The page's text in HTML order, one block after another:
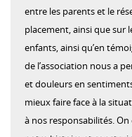
entre les parents et le
placement, ainsi que sur
enfants, ainsi qu’en
de l’association nous a
et douleurs en
mieux faire face à la
à nos responsabilités.